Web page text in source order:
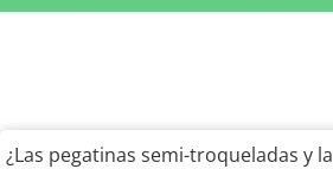
¿Las pegatinas semi-troqueladas y